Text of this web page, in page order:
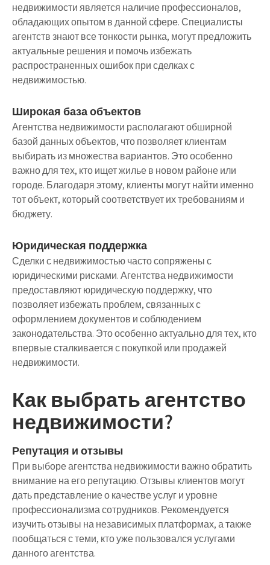
недвижимости является наличие профессионалов,
обладающих опытом в данной сфере. Специалисты
агентств знают все тонкости рынка, могут предложить
актуальные решения и помочь избежать
распространенных ошибок при сделках с
недвижимостью.
Широкая база объектов
Агентства недвижимости располагают обширной
базой данных объектов, что позволяет клиентам
выбирать из множества вариантов. Это особенно
важно для тех, кто ищет жилье в новом районе или
городе. Благодаря этому, клиенты могут найти именно
тот объект, который соответствует их требованиям и
бюджету.
Юридическая поддержка
Сделки с недвижимостью часто сопряжены с
юридическими рисками. Агентства недвижимости
предоставляют юридическую поддержку, что
позволяет избежать проблем, связанных с
оформлением документов и соблюдением
законодательства. Это особенно актуально для тех, кто
впервые сталкивается с покупкой или продажей
недвижимости.
Как выбрать агентство
недвижимости?
Репутация и отзывы
При выборе агентства недвижимости важно обратить
внимание на его репутацию. Отзывы клиентов могут
дать представление о качестве услуг и уровне
профессионализма сотрудников. Рекомендуется
изучить отзывы на независимых платформах, а также
пообщаться с теми, кто уже пользовался услугами
данного агентства.